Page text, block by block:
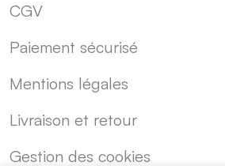
CGV
Paiement sécurisé
Mentions légales
Livraison et retour
Gestion des cookies